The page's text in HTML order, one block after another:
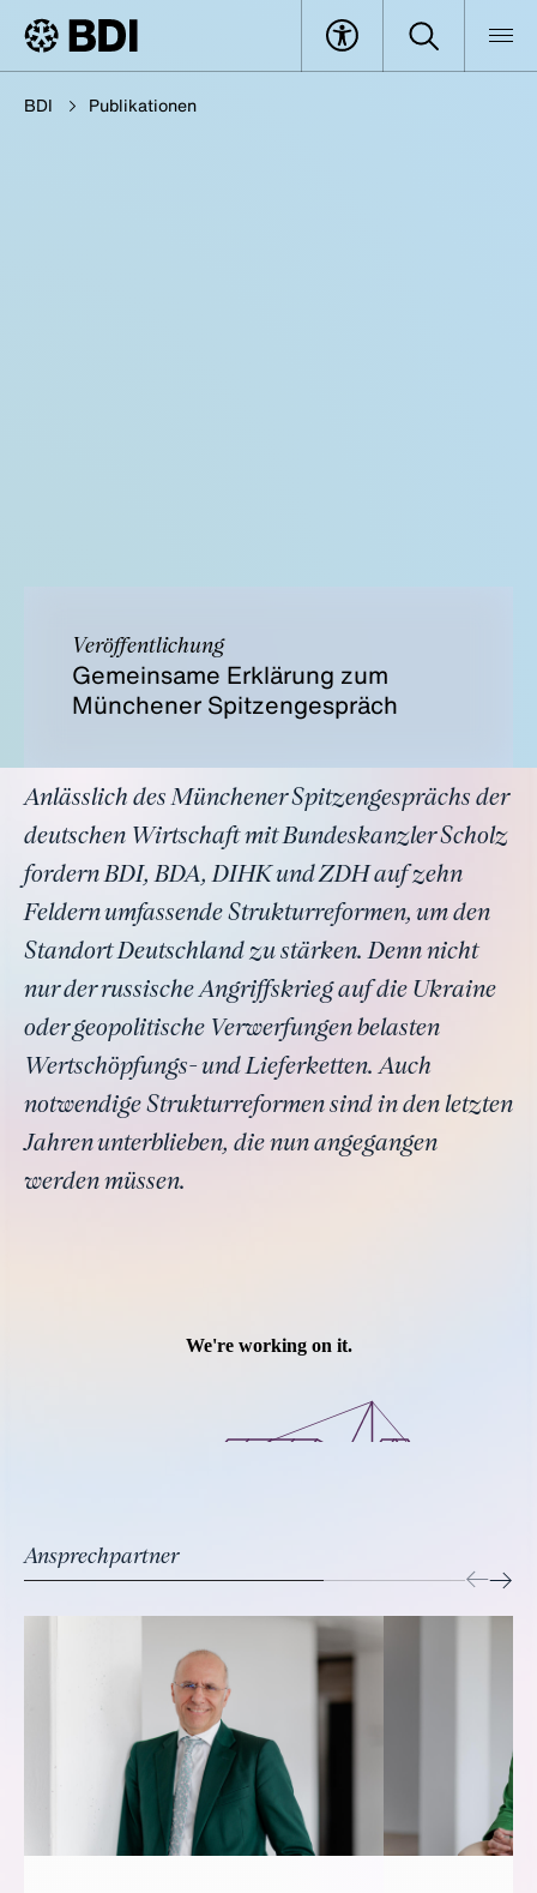
BDI Publikationen
Veröffentlichung
Gemeinsame Erklärung zum
Münchener Spitzengespräch
Anlässlich des Münchener Spitzengesprächs der
deutschen Wirtschaft mit Bundeskanzler Scholz
fordern BDI, BDA, DIHK und ZDH auf zehn
Feldern umfassende Strukturreformen, um den
Standort Deutschland zu stärken. Denn nicht
nur der russische Angriffskrieg auf die Ukraine
oder geopolitische Verwerfungen belasten
Wertschöpfungs- und Lieferketten. Auch
notwendige Strukturreformen sind in den letzten
Jahren unterblieben, die nun angegangen
werden müssen.
Ansprechpartner